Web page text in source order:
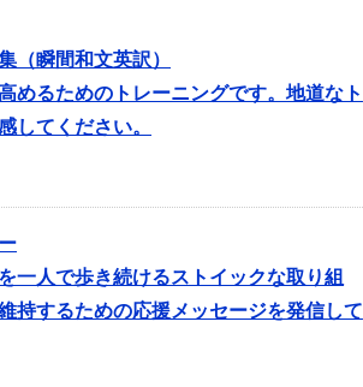
（瞬間和文英訳）
めるためのトレーニングです。地道なト
してください。
一人で歩き続けるストイックな取り組
持するための応援メッセージを発信して